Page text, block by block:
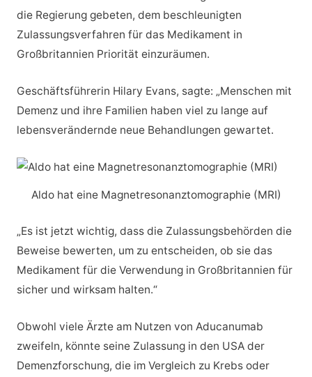
die Regierung gebeten, dem beschleunigten
Zulassungsverfahren für das Medikament in
Großbritannien Priorität einzuräumen.
Geschäftsführerin Hilary Evans, sagte: „Menschen mit
Demenz und ihre Familien haben viel zu lange auf
lebensverändernde neue Behandlungen gewartet.
Aldo hat eine Magnetresonanztomographie (MRI)
„Es ist jetzt wichtig, dass die Zulassungsbehörden die
Beweise bewerten, um zu entscheiden, ob sie das
Medikament für die Verwendung in Großbritannien für
sicher und wirksam halten.“
Obwohl viele Ärzte am Nutzen von Aducanumab
zweifeln, könnte seine Zulassung in den USA der
Demenzforschung, die im Vergleich zu Krebs oder